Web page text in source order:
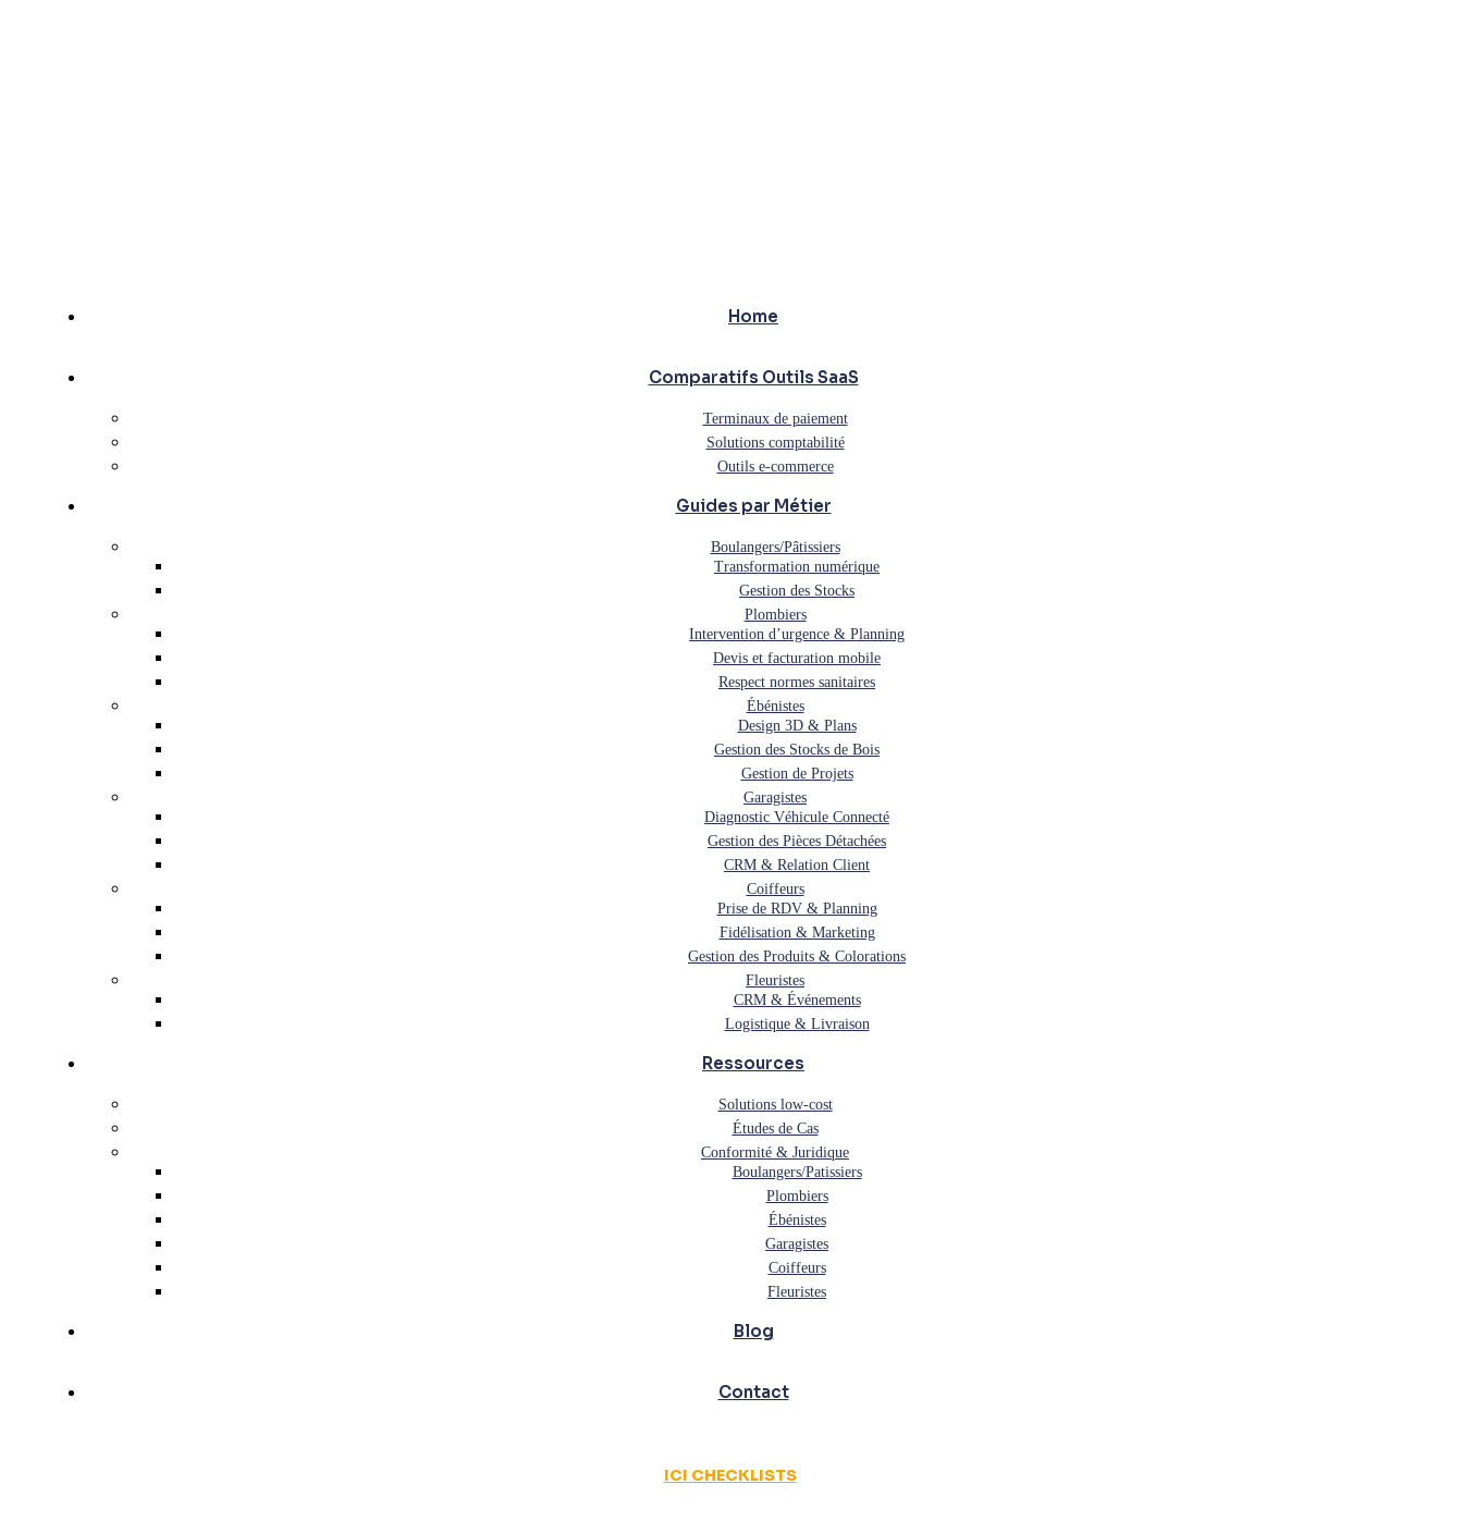
Home
Comparatifs Outils SaaS
Terminaux de paiement
Solutions comptabilité
Outils e-commerce
Guides par Métier
Boulangers/Pâtissiers
Transformation numérique
Gestion des Stocks
Plombiers
Intervention d’urgence & Planning
Devis et facturation mobile
Respect normes sanitaires
Ébénistes
Design 3D & Plans
Gestion des Stocks de Bois
Gestion de Projets
Garagistes
Diagnostic Véhicule Connecté
Gestion des Pièces Détachées
CRM & Relation Client
Coiffeurs
Prise de RDV & Planning
Fidélisation & Marketing
Gestion des Produits & Colorations
Fleuristes
CRM & Événements
Logistique & Livraison
Ressources
Solutions low-cost
Études de Cas
Conformité & Juridique
Boulangers/Patissiers
Plombiers
Ébénistes
Garagistes
Coiffeurs
Fleuristes
Blog
Contact
ICI CHECKLISTS